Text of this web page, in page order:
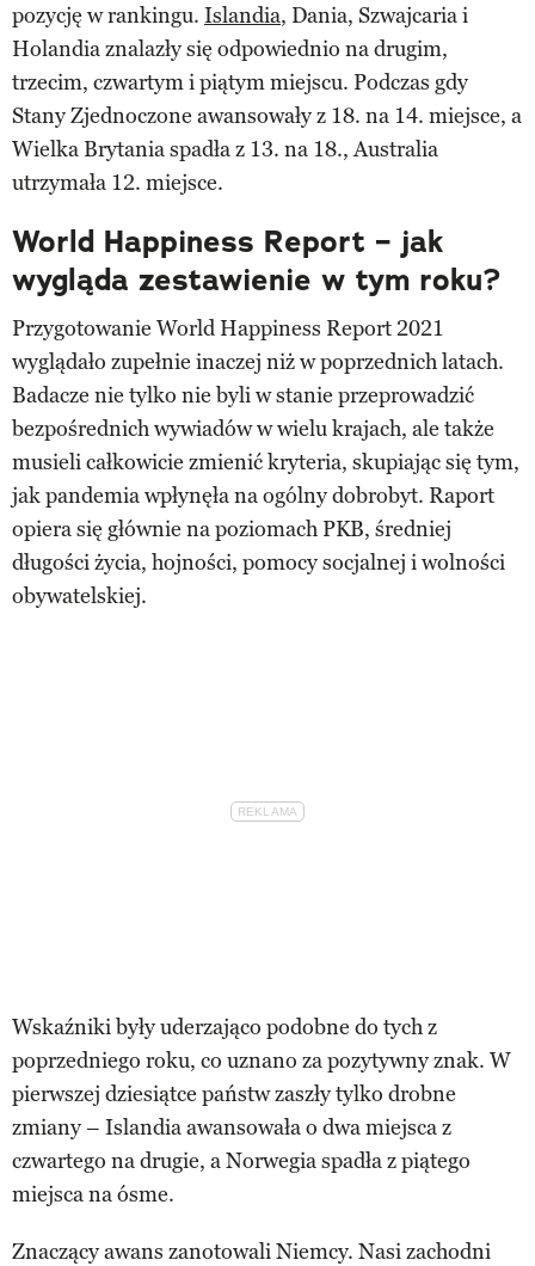
pozycję w rankingu. Islandia, Dania, Szwajcaria i
Holandia znalazły się odpowiednio na drugim,
trzecim, czwartym i piątym miejscu. Podczas gdy
Stany Zjednoczone awansowały z 18. na 14. miejsce, a
Wielka Brytania spadła z 13. na 18., Australia
utrzymała 12. miejsce.
World Happiness Report – jak
wygląda zestawienie w tym roku?
Przygotowanie World Happiness Report 2021
wyglądało zupełnie inaczej niż w poprzednich latach.
Badacze nie tylko nie byli w stanie przeprowadzić
bezpośrednich wywiadów w wielu krajach, ale także
musieli całkowicie zmienić kryteria, skupiając się tym,
jak pandemia wpłynęła na ogólny dobrobyt. Raport
opiera się głównie na poziomach PKB, średniej
długości życia, hojności, pomocy socjalnej i wolności
obywatelskiej.
Wskaźniki były uderzająco podobne do tych z
poprzedniego roku, co uznano za pozytywny znak. W
pierwszej dziesiątce państw zaszły tylko drobne
zmiany – Islandia awansowała o dwa miejsca z
czwartego na drugie, a Norwegia spadła z piątego
miejsca na ósme.
Znaczący awans zanotowali Niemcy. Nasi zachodni